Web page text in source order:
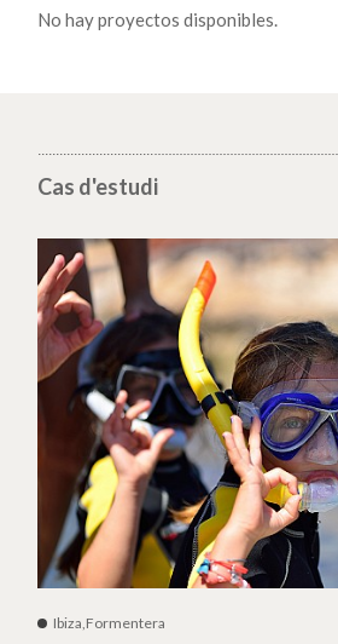
No hay proyectos disponibles.
Cas d'estudi
Ibiza,Formentera